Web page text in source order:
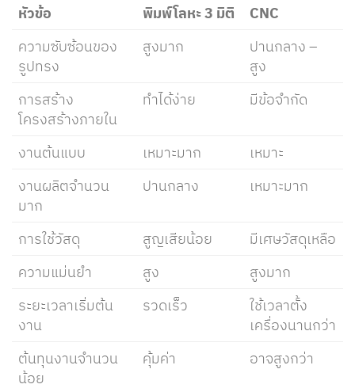
หัวข้อ พิมพ์โลหะ3 มิติ
CNC
ความซับซ้อนของ
รูปทรง
สูงมาก
ปานกลาง –
สูง
การสร้าง
โครงสร้างภายใน
ทำได้ง่าย มีข้อจำกัด
งานต้นแบบ เหมาะมาก
เหมาะ
งานผลิตจำนวน
มาก
ปานกลาง เหมาะมาก
การใช้วัสดุ สูญเสียน้อย
มีเศษวัสดุเหลือ
ความแม่นยำ
สูง
สูงมาก
ระยะเวลาเริ่มต้น
งาน
รวดเร็ว
ใช้เวลาตั้ง
เครื่องนานกว่า
ต้นทุนงานจำนวน
น้อย
คุ้มค่า อาจสูงกว่า